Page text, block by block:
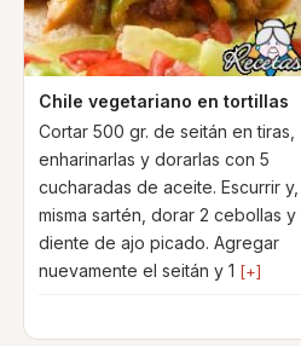
Chile vegetariano en tortillas
Cortar 500 gr. de seitán en tiras,
enharinarlas y dorarlas con 5
cucharadas de aceite. Escurrir
misma sartén, dorar 2 cebollas y
diente de ajo picado. Agregar
nuevamente el seitán y 1 [+]